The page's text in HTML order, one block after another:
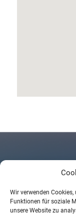
Wir verwenden
Funktionen für soziale
unsere Website zu
STK Studiotechnik